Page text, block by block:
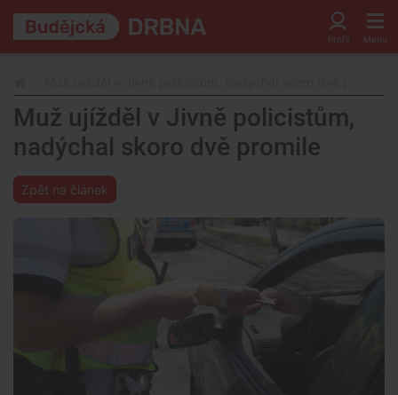
Muž ujížděl v Jivně policistům,
nadýchal skoro dvě promile
Zpět na článek